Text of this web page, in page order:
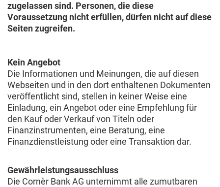
zugelassen sind. Personen, die diese
Voraussetzung nicht erfüllen, dürfen nicht auf diese
Seiten zugreifen.
Kein Angebot
Die Informationen und Meinungen, die auf diesen
Webseiten und in den dort enthaltenen Dokumenten
veröffentlicht sind, stellen in keiner Weise eine
Einladung, ein Angebot oder eine Empfehlung für
den Kauf oder Verkauf von Titeln oder
Finanzinstrumenten, eine Beratung, eine
Finanzdienstleistung oder eine Transaktion dar.
Gewährleistungsausschluss
Die Cornèr Bank AG unternimmt alle zumutbaren